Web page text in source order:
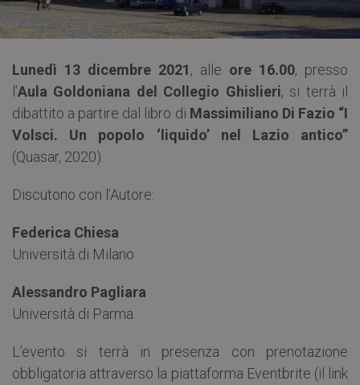
Lunedì 13 dicembre 2021, alle ore 16.00, presso
l’Aula Goldoniana del Collegio Ghislieri, si terrà il
dibattito a partire dal libro di Massimiliano Di Fazio “I
Volsci. Un popolo ‘liquido’ nel Lazio antico”
(Quasar, 2020).
Discutono con l’Autore:
Federica Chiesa
Università di Milano
Alessandro Pagliara
Università di Parma
L’evento si terrà in presenza con prenotazione
obbligatoria attraverso la piattaforma Eventbrite (il link